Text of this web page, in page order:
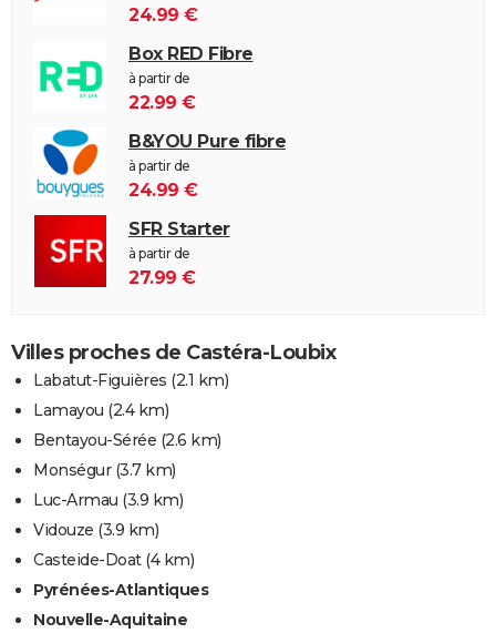
24.99 €
Box RED Fibre
à partir de
22.99 €
B&YOU Pure fibre
à partir de
24.99 €
SFR Starter
à partir de
27.99 €
Villes proches de Castéra-Loubix
Labatut-Figuières (2.1 km)
Lamayou (2.4 km)
Bentayou-Sérée (2.6 km)
Monségur(3.7 km)
Luc-Armau (3.9 km)
Vidouze (3.9 km)
Casteide-Doat(4 km)
Pyrénées-Atlantiques
Nouvelle-Aquitaine